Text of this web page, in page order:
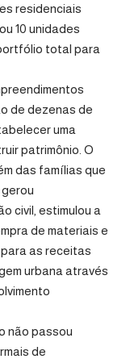
residenciais
10 unidades
total para
de dezenas de
uma
patrimônio. O
das famílias que
civil, estimulou a
de materiais e
as receitas
urbana através
não passou
de